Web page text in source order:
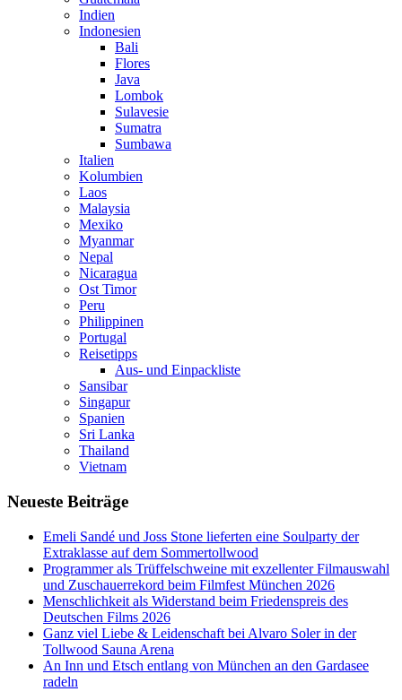
Indien
Indonesien
Bali
Flores
Java
Lombok
Sulavesie
Sumatra
Sumbawa
Italien
Kolumbien
Laos
Malaysia
Mexiko
Myanmar
Nepal
Nicaragua
Ost Timor
Peru
Philippinen
Portugal
Reisetipps
Aus- und Einpackliste
Sansibar
Singapur
Spanien
Sri Lanka
Thailand
Vietnam
Neueste Beiträge
Emeli Sandé und Joss Stone lieferten eine Soulparty der
Extraklasse auf dem Sommertollwood
Programmer als Trüffelschweine mit exzellenter Filmauswahl
und Zuschauerrekord beim Filmfest München 2026
Menschlichkeit als Widerstand beim Friedenspreis des
Deutschen Films 2026
Ganz viel Liebe & Leidenschaft bei Alvaro Soler in der
Tollwood Sauna Arena
An Inn und Etsch entlang von München an den Gardasee
radeln